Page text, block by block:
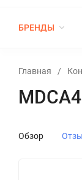
БРЕНДЫ
Главная /
Обзор